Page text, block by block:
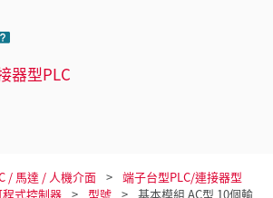
器型PLC
/ 馬達 / 人機介面
端子台型PLC/連接器型
式控制器 型號
基本模組 AC型 10個輸